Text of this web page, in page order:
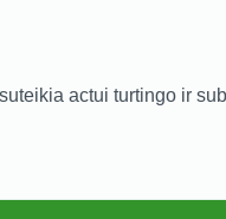
actui turtingo ir